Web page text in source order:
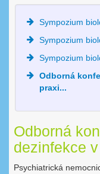
Sympozium
Sympozium
Sympozium
Odborná
praxi...
Odborná
dezinfekce
Psychiatrická